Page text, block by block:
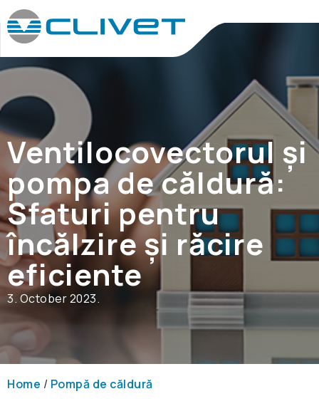
Ventilocovectorul și
pompa de căldură:
Sfaturi pentru
încălzire și răcire
eficiente
3. October 2023.
Home / Pompă de căldură